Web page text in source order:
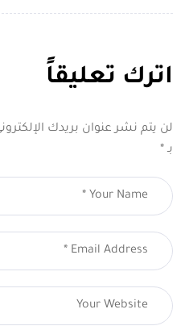
مع إيستريلا
اترك تعليقاً
لن يتم نشر عنوان بريدك
بـ *